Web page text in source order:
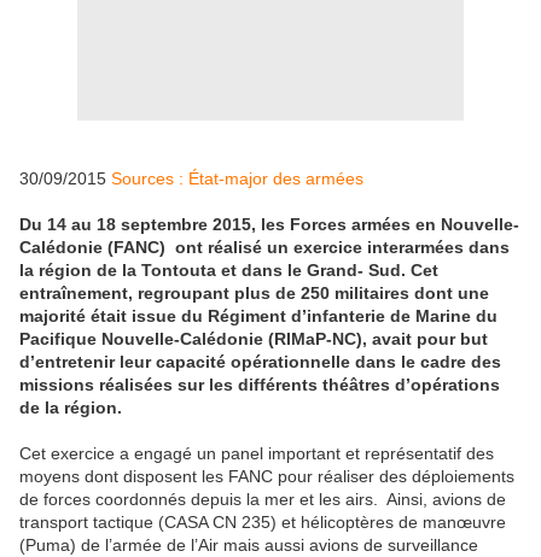
30/09/2015 Sources : État-major des armées
Du 14 au 18 septembre 2015, les Forces armées en Nouvelle-
Calédonie (FANC) ont réalisé un exercice interarmées dans
la région de la Tontouta et dans le Grand- Sud. Cet
entraînement, regroupant plus de 250 militaires dont une
majorité était issue du Régiment d’infanterie de Marine du
Pacifique Nouvelle-Calédonie (RIMaP-NC), avait pour but
d’entretenir leur capacité opérationnelle dans le cadre des
missions réalisées sur les différents théâtres d’opérations
de la région.
Cet exercice a engagé un panel important et représentatif des
moyens dont disposent les FANC pour réaliser des déploiements
de forces coordonnés depuis la mer et les airs. Ainsi, avions de
transport tactique (CASA CN 235) et hélicoptères de manœuvre
(Puma) de l’armée de l’Air mais aussi avions de surveillance